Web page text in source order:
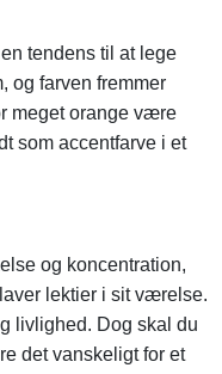
tendens til at lege
og farven fremmer
meget orange være
som accentfarve i et
og koncentration,
lektier i sit værelse.
livlighed. Dog skal du
det vanskeligt for et